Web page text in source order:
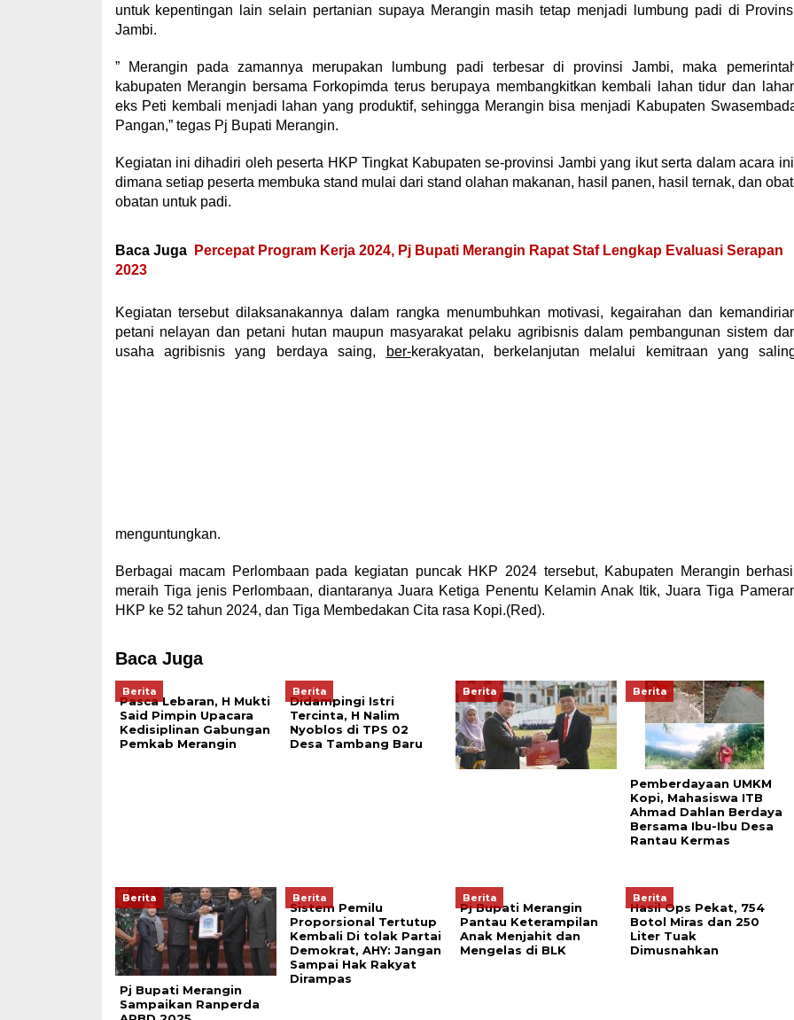
untuk kepentingan lain selain pertanian supaya Merangin masih tetap menjadi lumbung padi di
Jambi.
” Merangin pada zamannya merupakan lumbung padi terbesar di provinsi Jambi, maka
kabupaten Merangin bersama Forkopimda terus berupaya membangkitkan kembali lahan tidur dan
eks Peti kembali menjadi lahan yang produktif, sehingga Merangin bisa menjadi Kabupaten
Pangan,” tegas Pj Bupati Merangin.
Kegiatan ini dihadiri oleh peserta HKP Tingkat Kabupaten se-provinsi Jambi yang ikut serta dalam acara
dimana setiap peserta membuka stand mulai dari stand olahan makanan, hasil panen, hasil ternak, dan
obatan untuk padi.
Baca Juga
Percepat Program Kerja 2024, Pj Bupati Merangin Rapat Staf Lengkap Evaluasi Serapan
2023
Kegiatan tersebut dilaksanakannya dalam rangka menumbuhkan motivasi, kegairahan dan
petani nelayan dan petani hutan maupun masyarakat pelaku agribisnis dalam pembangunan sistem
usaha agribisnis yang berdaya saing,
ber-kerakyatan, berkelanjutan melalui kemitraan yang
menguntungkan.
Berbagai macam Perlombaan pada kegiatan puncak HKP 2024 tersebut, Kabupaten Merangin
meraih Tiga jenis Perlombaan, diantaranya Juara Ketiga Penentu Kelamin Anak Itik, Juara Tiga
HKP ke 52 tahun 2024, dan Tiga Membedakan Cita rasa Kopi.(Red).
Baca Juga
Berita
Pasca Lebaran, H Mukti
Said Pimpin Upacara
Kedisiplinan Gabungan
Pemkab Merangin
Berita
Didampingi Istri
Tercinta, H Nalim
Nyoblos di TPS 02
Desa Tambang Baru
Berita Berita
Pemberdayaan UMKM
Kopi, Mahasiswa ITB
Ahmad Dahlan Berdaya
Bersama Ibu-Ibu Desa
Rantau Kermas
Berita
Pj Bupati Merangin
Sampaikan Ranperda
Berita
Sistem Pemilu
Proporsional Tertutup
Kembali Di tolak Partai
Demokrat, AHY: Jangan
Sampai Hak Rakyat
Dirampas
Berita
Pj Bupati Merangin
Pantau Keterampilan
Anak Menjahit dan
Mengelas di BLK
Berita
Hasil Ops Pekat, 754
Botol Miras dan 250
Liter Tuak
Dimusnahkan